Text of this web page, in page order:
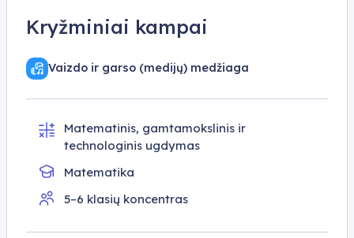
Kryžminiai kampai
Vaizdo ir garso (medijų) medžiaga
Matematinis, gamtamokslinis ir
technologinis ugdymas
Matematika
5–6 klasių koncentras